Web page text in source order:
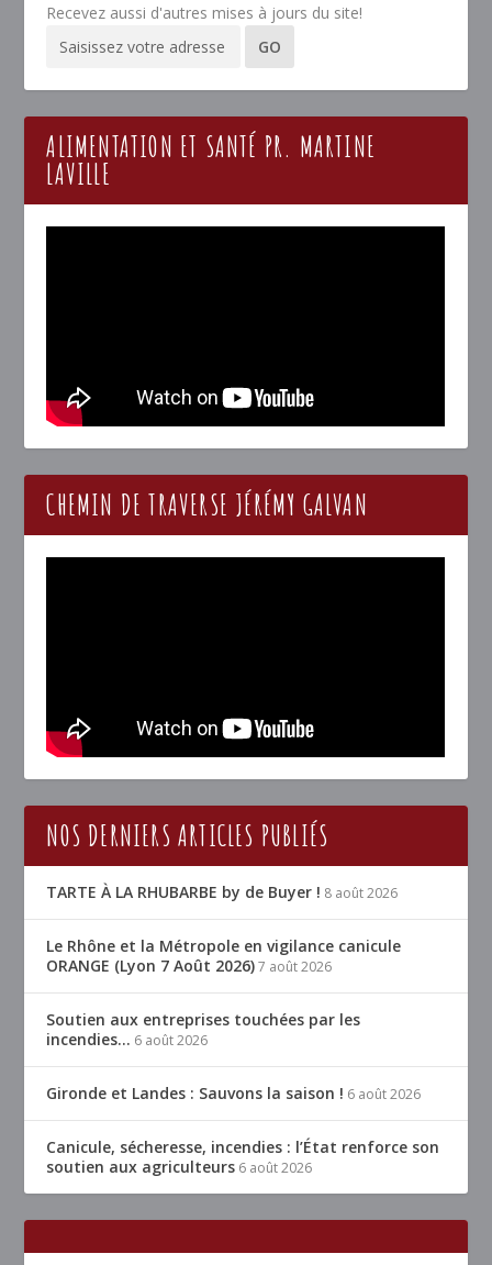
Recevez aussi d'autres mises à jours du site!
ALIMENTATION ET SANTÉ PR. MARTINE
LAVILLE
CHEMIN DE TRAVERSE JÉRÉMY GALVAN
NOS DERNIERS ARTICLES PUBLIÉS
TARTE À LA RHUBARBE by de Buyer ! 8 août 2026
Le Rhône et la Métropole en vigilance canicule
ORANGE (Lyon 7 Août 2026) 7 août 2026
Soutien aux entreprises touchées par les
incendies… 6 août 2026
Gironde et Landes : Sauvons la saison ! 6 août 2026
Canicule, sécheresse, incendies : l’État renforce son
soutien aux agriculteurs 6 août 2026